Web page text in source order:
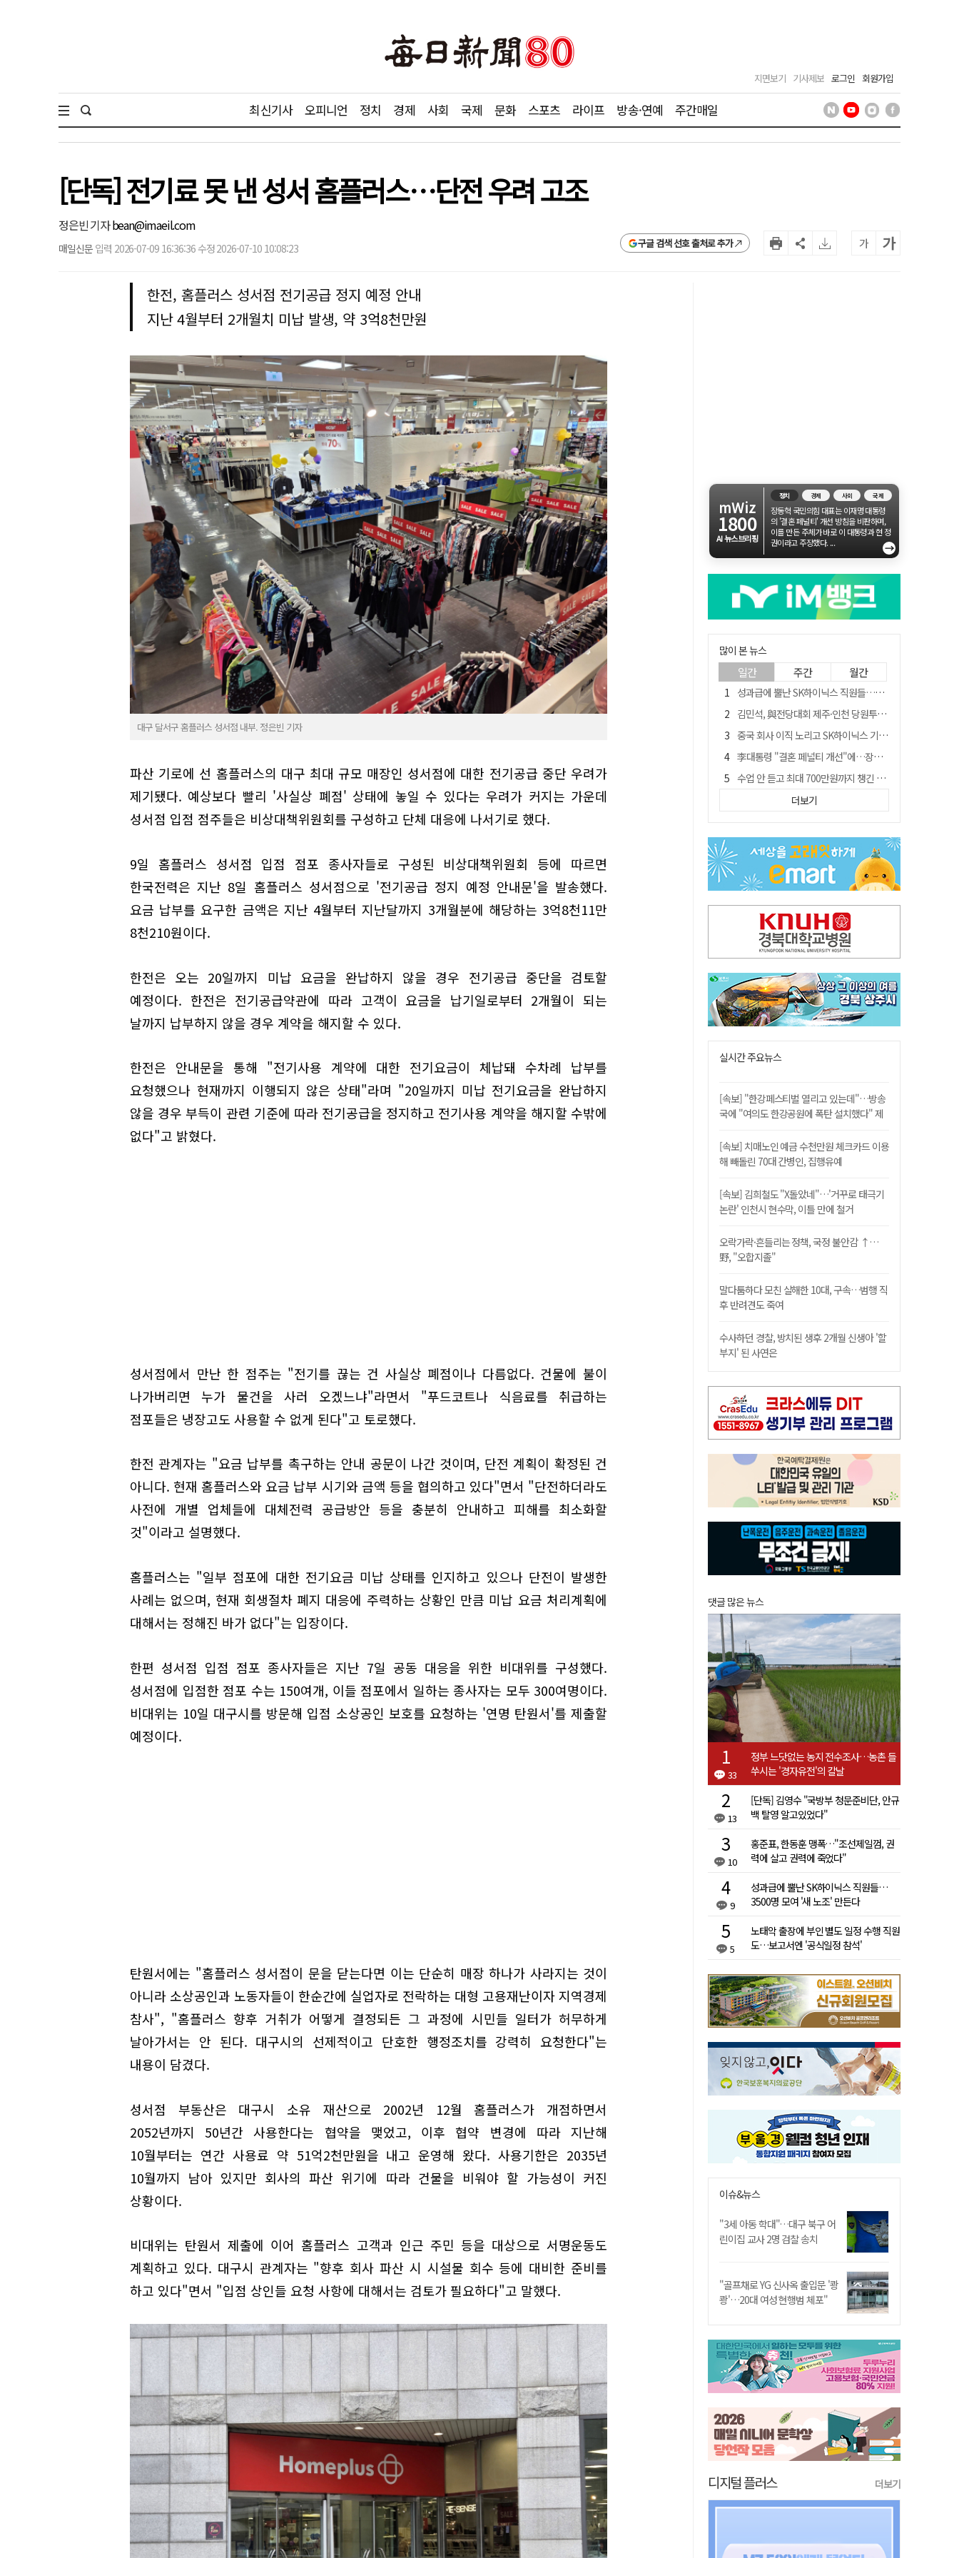
지면보기 기사제보 로그인 회원가입
최신기사 오피니언 정치 경제 사회 국제 문화 스포츠 라이프 방송·연예 주간매일
[단독] 전기료 못 낸 성서 홈플러스…단전 우려 고조
정은빈 기자bean@imaeil.com
매일신문 입력 2026-07-09 16:36:36 수정 2026-07-10 10:08:23 구글 검색 선호 출처로 추가 가 가
한전, 홈플러스 성서점 전기공급 정지 예정 안내
지난 4월부터 2개월치 미납 발생, 약 3억8천만원
대구 달서구 홈플러스 성서점 내부. 정은빈 기자
파산 기로에 선 홈플러스의 대구 최대 규모 매장인 성서점에 대한 전기공급 중단 우려가
제기됐다. 예상보다 빨리 '사실상 폐점' 상태에 놓일 수 있다는 우려가 커지는 가운데
성서점 입점 점주들은 비상대책위원회를 구성하고 단체 대응에 나서기로 했다.
9일 홈플러스 성서점 입점 점포 종사자들로 구성된 비상대책위원회 등에 따르면
한국전력은 지난 8일 홈플러스 성서점으로 '전기공급 정지 예정 안내문'을 발송했다.
요금 납부를 요구한 금액은 지난 4월부터 지난달까지 3개월분에 해당하는 3억8천11만
8천210원이다.
한전은 오는 20일까지 미납 요금을 완납하지 않을 경우 전기공급 중단을 검토할
예정이다. 한전은 전기공급약관에 따라 고객이 요금을 납기일로부터 2개월이 되는
날까지 납부하지 않을 경우 계약을 해지할 수 있다.
한전은 안내문을 통해 "전기사용 계약에 대한 전기요금이 체납돼 수차례 납부를
요청했으나 현재까지 이행되지 않은 상태"라며 "20일까지 미납 전기요금을 완납하지
않을 경우 부득이 관련 기준에 따라 전기공급을 정지하고 전기사용 계약을 해지할 수밖에
없다"고 밝혔다.
성서점에서 만난 한 점주는 "전기를 끊는 건 사실상 폐점이나 다름없다. 건물에 불이
나가버리면 누가 물건을 사러 오겠느냐"라면서 "푸드코트나 식음료를 취급하는
점포들은 냉장고도 사용할 수 없게 된다"고 토로했다.
한전 관계자는 "요금 납부를 촉구하는 안내 공문이 나간 것이며, 단전 계획이 확정된 건
아니다. 현재 홈플러스와 요금 납부 시기와 금액 등을 협의하고 있다"면서 "단전하더라도
사전에 개별 업체들에 대체전력 공급방안 등을 충분히 안내하고 피해를 최소화할
것"이라고 설명했다.
홈플러스는 "일부 점포에 대한 전기요금 미납 상태를 인지하고 있으나 단전이 발생한
사례는 없으며, 현재 회생절차 폐지 대응에 주력하는 상황인 만큼 미납 요금 처리계획에
대해서는 정해진 바가 없다"는 입장이다.
한편 성서점 입점 점포 종사자들은 지난 7일 공동 대응을 위한 비대위를 구성했다.
성서점에 입점한 점포 수는 150여개, 이들 점포에서 일하는 종사자는 모두 300여명이다.
비대위는 10일 대구시를 방문해 입점 소상공인 보호를 요청하는 '연명 탄원서'를 제출할
예정이다.
탄원서에는 "홈플러스 성서점이 문을 닫는다면 이는 단순히 매장 하나가 사라지는 것이
아니라 소상공인과 노동자들이 한순간에 실업자로 전락하는 대형 고용재난이자 지역경제
참사", "홈플러스 향후 거취가 어떻게 결정되든 그 과정에 시민들 일터가 허무하게
날아가서는 안 된다. 대구시의 선제적이고 단호한 행정조치를 강력히 요청한다"는
내용이 담겼다.
성서점 부동산은 대구시 소유 재산으로 2002년 12월 홈플러스가 개점하면서
2052년까지 50년간 사용한다는 협약을 맺었고, 이후 협약 변경에 따라 지난해
10월부터는 연간 사용료 약 51억2천만원을 내고 운영해 왔다. 사용기한은 2035년
10월까지 남아 있지만 회사의 파산 위기에 따라 건물을 비워야 할 가능성이 커진
상황이다.
비대위는 탄원서 제출에 이어 홈플러스 고객과 인근 주민 등을 대상으로 서명운동도
계획하고 있다. 대구시 관계자는 "향후 회사 파산 시 시설물 회수 등에 대비한 준비를
하고 있다"면서 "입점 상인들 요청 사항에 대해서는 검토가 필요하다"고 말했다.
mWiz
1800
AI 뉴스브리핑
정치 경제 사회 국제
장동혁 국민의힘 대표는 이재명 대통령
의 '결혼 페널티' 개선 방침을 비판하며,
이를 만든 주체가 바로 이 대통령과 현 정
권이라고 주장했다. ...
→
많이 본 뉴스
일간 주간 월간
성과급에 뿔난 SK하이닉스 직원들…3500명 모여 '새 노조' 만든다
김민석, 與전당대회 제주·인천 당원투표서 승리…누적 득표는 '초박빙'
중국 회사 이직 노리고 SK하이닉스 기밀 빼돌려…결국 실형
李대통령 "결혼 페널티 개선"에…장동혁 "그 페널티 만든 게 이 정권"
수업 안 듣고 최대 700만원까지 챙긴 포항 A대학 '유령 선수' 등 19명 무더기 송치
트럼프 만난 손현보 목사…"현재 자유대한민국 여러 면에서 어려움"
경북 칠곡시니어클럽 커피앤솝 사업단…자개소품 만들기 문화체험 운영
"아버지 외출한 사이"…흉기로 40대母 살해한 고교 자퇴생, 구속 기로에
신축 줄고 리모델링 뜨자…건설업계, 로봇·모듈러로 방향 튼다
더보기
실시간 주요뉴스
[속보] "한강페스티벌 열리고 있는데"…방송
국에 "여의도 한강공원에 폭탄 설치했다" 제
[속보] 치매노인 예금 수천만원 체크카드 이용
해 빼돌린 70대 간병인, 집행유예
[속보] 김희철도 "X돌았네"…'거꾸로 태극기
논란' 인천시 현수막, 이틀 만에 철거
오락가락·흔들리는 정책, 국정 불안감 ↑…
野, "오합지졸"
말다툼하다 모친 살해한 10대, 구속…범행 직
후 반려견도 죽여
수사하던 경찰, 방치된 생후 2개월 신생아 '할
부지' 된 사연은
댓글 많은 뉴스
33
정부 느닷없는 농지 전수조사…농촌 들
쑤시는 '경자유전'의 칼날
13
[단독] 김영수 "국방부 청문준비단, 안규
백 탈영 알고있었다"
10
홍준표, 한동훈 맹폭…"조선제일껌, 권
력에 살고 권력에 죽었다"
9
성과급에 뿔난 SK하이닉스 직원들…
3500명 모여 '새 노조' 만든다
5
노태악 출장에 부인 별도 일정 수행 직원
도…보고서엔 '공식일정 참석'
이슈&뉴스
"3세 아동 학대"…대구 북구 어
린이집 교사 2명 검찰 송치
"골프채로 YG 신사옥 출입문 '쾅
쾅'…20대 여성 현행범 체포"
디지털 플러스 더보기